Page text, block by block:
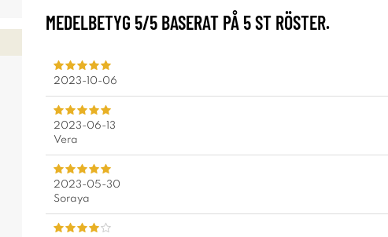
MEDELBETYG 5/5 BASERAT PÅ 5ST RÖSTER.
2023-10-06
2023-06-13
Vera
2023-05-30
Soraya